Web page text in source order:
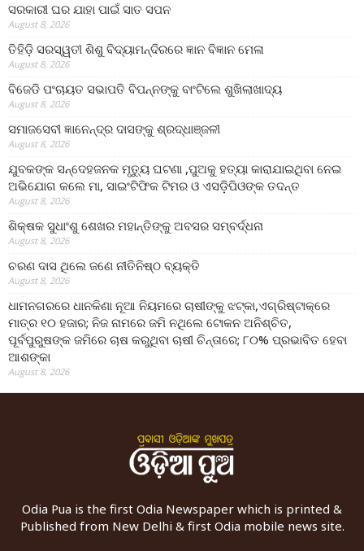
ସରକାରୀ ଘର ଯାହା ପାଇଁ ସାତ ସପନ
August 8, 2026
ତିହିଡି଼ ସରସ୍ୱତୀ ଶିଶୁ ବିଦ୍ୟାମନ୍ଦିରରେ ଜ୍ଞାନ ବିଜ୍ଞାନ ମେଳା
August 8, 2026
ବିଜେଡି ପଂଚାୟତ ସଭାପତି ବିପନ୍ନଙ୍କୁ ବାଂଟିଲେ ଶୁଖିଲାଖାଦ୍ୟ
August 8, 2026
ସମାଜସେବୀ ଜ୍ଞାନେନ୍ଦ୍ର ଦାସଙ୍କୁ ଶ୍ରଦ୍ଧାଞ୍ଜଳୀ
August 8, 2026
ଯୁବକଙ୍କ ସନ୍ଦେହଜନକ ମୃତ୍ୟୁ ଘଟଣା ,ପୁଅକୁ ହତ୍ୟା କାରାଯାଇଥିବା ନେଇ
ଅଭିଯୋଗ କଲେ ମା, ସାଇଂଟିଫିକ ଟିମର ଓ ଏସଡ଼ିପିଓଙ୍କ ତଦନ୍ତ
August 8, 2026
ଶିକ୍ଷକ ସୁଧାଂଶୁ ଶେଖର ମହାନ୍ତିଙ୍କୁ ଅବସର ସମ୍ବର୍ଦ୍ଧନା
August 8, 2026
ଚରଣ ଦାସ ଥିଲେ ଜଣେ ନୀତିନିଷ୍ଠ ବ୍ୟକ୍ତି
August 8, 2026
ଧାମନଗରରେ ଧାନକିଣା ନୂଆ ନିୟମରେ ଚାଷୀଙ୍କୁ ଝଟ୍‌କା,ଏଗ୍ରିଷ୍ଟାକ୍‌ରେ
ମାତ୍ର ୧୦ ହଜାର; ନିଜ ନାମରେ ଜମି ନଥିଲେ ଟୋକନ ଅନିଶ୍ଚିତ,
ପୂର୍ବପୁରୁଷଙ୍କ ଜମିରେ ଚାଷ କରୁଥିବା ଚାଷୀ ଚିନ୍ତାରେ; ୮୦% ପ୍ରଭାବିତ ହେବା
ଆଶଙ୍କା
August 8, 2026
Odia Pua is the first Odia Newspaper which is printed &
Published from New Delhi & first Odia mobile news site.